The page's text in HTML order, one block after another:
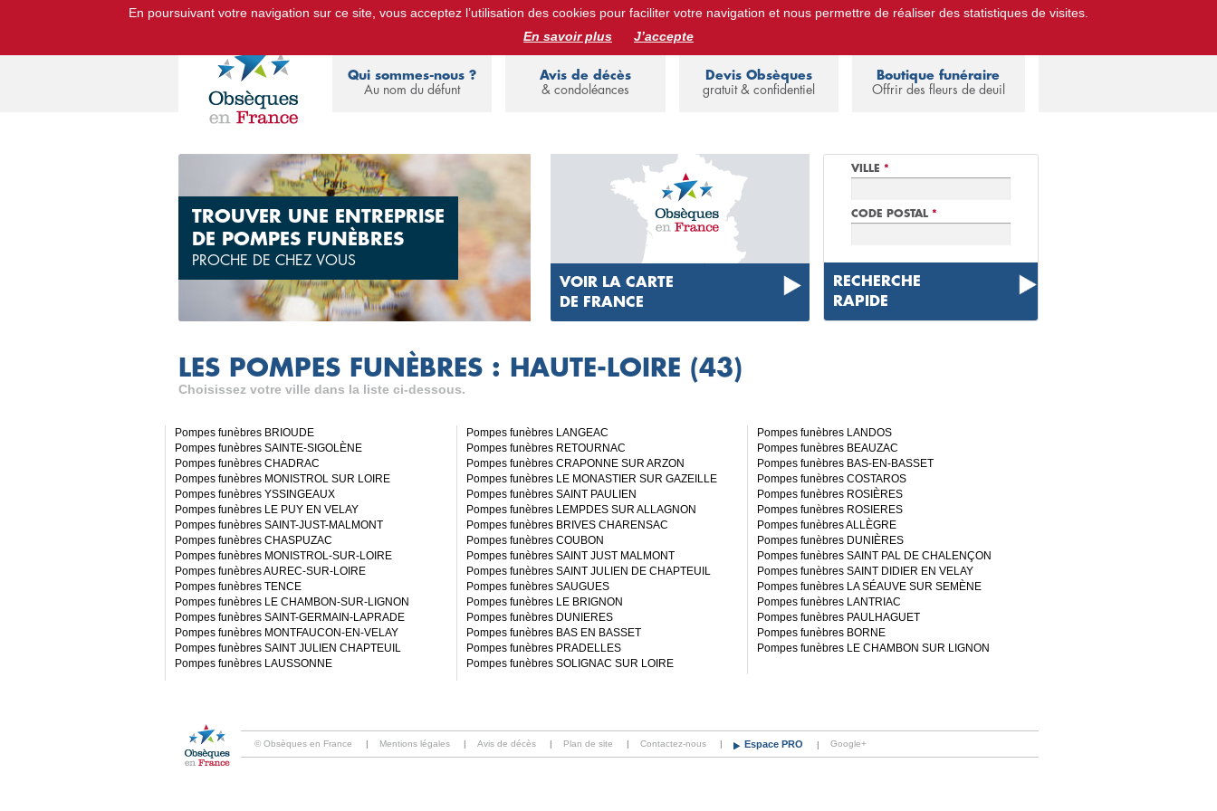
Le Portail d'Informations Obsèques :devis obsèques, assurance obsèques, avis de décès, annuaire de Pompes Funèbres. Espace familles
Qui sommes-nous ?
Au nom du défunt
Avis de décès
& condoléances
Devis Obsèques
gratuit & confidentiel
Boutique funéraire
Offrir des fleurs de deuil
TROUVER UNE ENTREPRISE
DE POMPES FUNÈBRES
PROCHE DE CHEZ VOUS
VOIR LA CARTE
DE FRANCE
VILLE *
CODE POSTAL *
RECHERCHE
RAPIDE
LES POMPES FUNÈBRES : HAUTE-LOIRE (43)
Choisissez votre ville dans la liste ci-dessous.
Pompes funèbres BRIOUDE
Pompes funèbres SAINTE-SIGOLÈNE
Pompes funèbres CHADRAC
Pompes funèbres MONISTROL SUR LOIRE
Pompes funèbres YSSINGEAUX
Pompes funèbres LE PUY EN VELAY
Pompes funèbres SAINT-JUST-MALMONT
Pompes funèbres CHASPUZAC
Pompes funèbres MONISTROL-SUR-LOIRE
Pompes funèbres AUREC-SUR-LOIRE
Pompes funèbres TENCE
Pompes funèbres LE CHAMBON-SUR-LIGNON
Pompes funèbres SAINT-GERMAIN-LAPRADE
Pompes funèbres MONTFAUCON-EN-VELAY
Pompes funèbres SAINT JULIEN CHAPTEUIL
Pompes funèbres LAUSSONNE
Pompes funèbres LANGEAC
Pompes funèbres RETOURNAC
Pompes funèbres CRAPONNE SUR ARZON
Pompes funèbres LE MONASTIER SUR GAZEILLE
Pompes funèbres SAINT PAULIEN
Pompes funèbres LEMPDES SUR ALLAGNON
Pompes funèbres BRIVES CHARENSAC
Pompes funèbres COUBON
Pompes funèbres SAINT JUST MALMONT
Pompes funèbres SAINT JULIEN DE CHAPTEUIL
Pompes funèbres SAUGUES
Pompes funèbres LE BRIGNON
Pompes funèbres DUNIERES
Pompes funèbres BAS EN BASSET
Pompes funèbres PRADELLES
Pompes funèbres SOLIGNAC SUR LOIRE
Pompes funèbres LANDOS
Pompes funèbres BEAUZAC
Pompes funèbres BAS-EN-BASSET
Pompes funèbres COSTAROS
Pompes funèbres ROSIÈRES
Pompes funèbres ROSIERES
Pompes funèbres ALLÈGRE
Pompes funèbres DUNIÈRES
Pompes funèbres SAINT PAL DE CHALENÇON
Pompes funèbres SAINT DIDIER EN VELAY
Pompes funèbres LA SÉAUVE SUR SEMÈNE
Pompes funèbres LANTRIAC
Pompes funèbres PAULHAGUET
Pompes funèbres BORNE
Pompes funèbres LE CHAMBON SUR LIGNON
© Obsèques en France | Mentions légales | Avis de décès | Plan de site | Contactez-nous | Espace PRO | Google+
En poursuivant votre navigation sur ce site, vous acceptez l’utilisation des cookies pour faciliter votre navigation et nous permettre de réaliser des statistiques de visites.
En savoir plus
J’accepte